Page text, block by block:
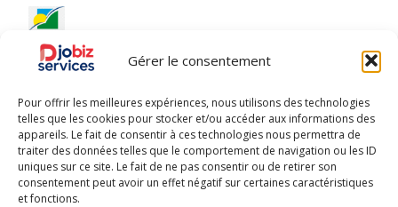
Gérer le consentement
Pour offrir les meilleures expériences, nous utilisons des technologies
telles que les cookies pour stocker et/ou accéder aux informations des
appareils. Le fait de consentir à ces technologies nous permettra de
traiter des données telles que le comportement de navigation ou les ID
uniques sur ce site. Le fait de ne pas consentir ou de retirer son
consentement peut avoir un effet négatif sur certaines caractéristiques
et fonctions.
Ce site a été réalisé avec lesoutien financier de la
Djobiz © 2025 - Tous droits réservés